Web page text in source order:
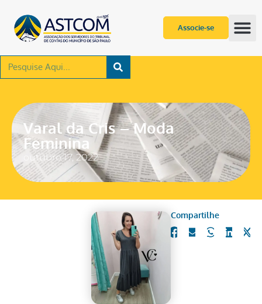
Associe-se
Varal da Cris – Moda
Feminina
outubro 17, 2022
Compartilhe